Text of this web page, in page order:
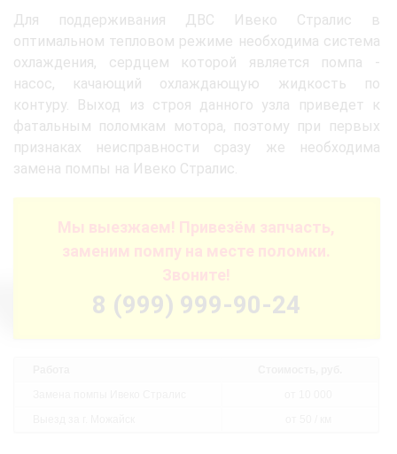
Для поддерживания ДВС Ивеко Стралис в
оптимальном тепловом режиме необходима система
охлаждения, сердцем которой является помпа -
насос, качающий охлаждающую жидкость по
контуру. Выход из строя данного узла приведет к
фатальным поломкам мотора, поэтому при первых
признаках неисправности сразу же необходима
замена помпы на Ивеко Стралис.
Мы выезжаем! Привезём запчасть,
заменим помпу на месте поломки.
Звоните!
8 (999) 999-90-24